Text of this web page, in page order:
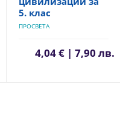
5. клас
ПРОСВЕТА
4,04 € | 7,90 лв.